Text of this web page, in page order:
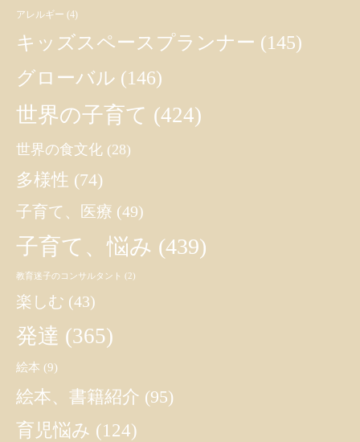
アレルギー (4)
キッズスペースプランナー (145)
グローバル (146)
世界の子育て (424)
世界の食文化 (28)
多様性 (74)
子育て、医療 (49)
子育て、悩み (439)
教育迷子のコンサルタント (2)
楽しむ (43)
発達 (365)
絵本 (9)
絵本、書籍紹介 (95)
育児悩み (124)